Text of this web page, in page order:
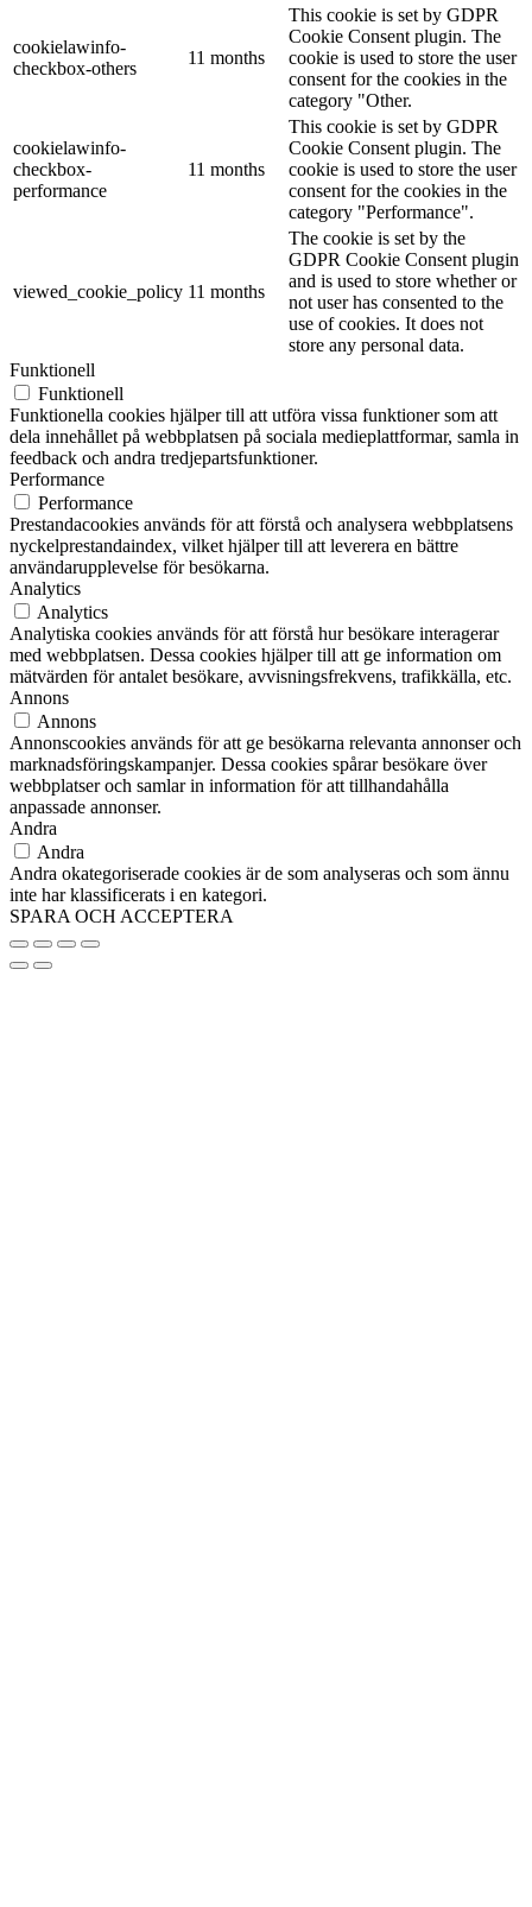
cookielawinfo-
checkbox-others
11 months
This cookie is set by GDPR
Cookie Consent plugin. The
cookie is used to store the user
consent for the cookies in the
category "Other.
cookielawinfo-
checkbox-
performance
11 months
This cookie is set by GDPR
Cookie Consent plugin. The
cookie is used to store the user
consent for the cookies in the
category "Performance".
viewed_cookie_policy 11 months
The cookie is set by the
GDPR Cookie Consent plugin
and is used to store whether or
not user has consented to the
use of cookies. It does not
store any personal data.
Funktionell
Funktionell
Funktionella cookies hjälper till att utföra vissa funktioner som att
dela innehållet på webbplatsen på sociala medieplattformar, samla in
feedback och andra tredjepartsfunktioner.
Performance
Performance
Prestandacookies används för att förstå och analysera webbplatsens
nyckelprestandaindex, vilket hjälper till att leverera en bättre
användarupplevelse för besökarna.
Analytics
Analytics
Analytiska cookies används för att förstå hur besökare interagerar
med webbplatsen. Dessa cookies hjälper till att ge information om
mätvärden för antalet besökare, avvisningsfrekvens, trafikkälla, etc.
Annons
Annons
Annonscookies används för att ge besökarna relevanta annonser och
marknadsföringskampanjer. Dessa cookies spårar besökare över
webbplatser och samlar in information för att tillhandahålla
anpassade annonser.
Andra
Andra
Andra okategoriserade cookies är de som analyseras och som ännu
inte har klassificerats i en kategori.
SPARA OCH ACCEPTERA